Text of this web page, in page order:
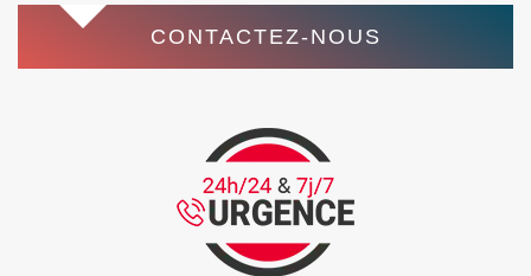
CONTACTEZ-NOUS